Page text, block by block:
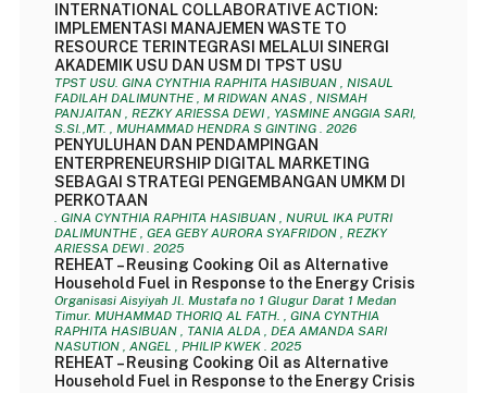
INTERNATIONAL COLLABORATIVE ACTION:
IMPLEMENTASI MANAJEMEN WASTE TO
RESOURCE TERINTEGRASI MELALUI SINERGI
AKADEMIK USU DAN USM DI TPST USU
TPST USU. GINA CYNTHIA RAPHITA HASIBUAN , NISAUL
FADILAH DALIMUNTHE , M RIDWAN ANAS , NISMAH
PANJAITAN , REZKY ARIESSA DEWI , YASMINE ANGGIA SARI,
S.SI.,MT. , MUHAMMAD HENDRA S GINTING . 2026
PENYULUHAN DAN PENDAMPINGAN
ENTERPRENEURSHIP DIGITAL MARKETING
SEBAGAI STRATEGI PENGEMBANGAN UMKM DI
PERKOTAAN
. GINA CYNTHIA RAPHITA HASIBUAN , NURUL IKA PUTRI
DALIMUNTHE , GEA GEBY AURORA SYAFRIDON , REZKY
ARIESSA DEWI . 2025
REHEAT – Reusing Cooking Oil as Alternative
Household Fuel in Response to the Energy Crisis
Organisasi Aisyiyah Jl. Mustafa no 1 Glugur Darat 1 Medan
Timur. MUHAMMAD THORIQ AL FATH. , GINA CYNTHIA
RAPHITA HASIBUAN , TANIA ALDA , DEA AMANDA SARI
NASUTION , ANGEL , PHILIP KWEK . 2025
REHEAT – Reusing Cooking Oil as Alternative
Household Fuel in Response to the Energy Crisis